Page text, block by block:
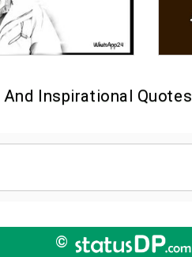
Inspirational Quotes
©